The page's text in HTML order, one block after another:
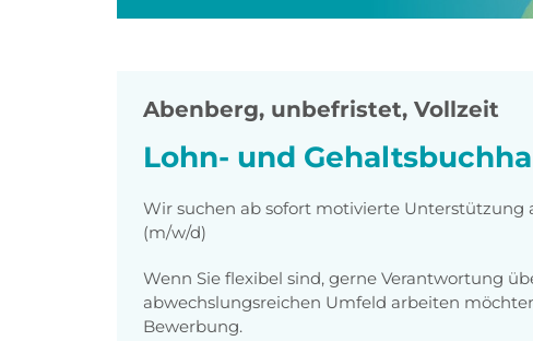
Abenberg, unbefristet, Vollzeit
Lohn- und
Wir suchen ab sofort motivierte Unterstützung
(m/w/d)
Wenn Sie flexibel sind, gerne Verantwortung
abwechslungsreichen Umfeld arbeiten
Bewerbung.